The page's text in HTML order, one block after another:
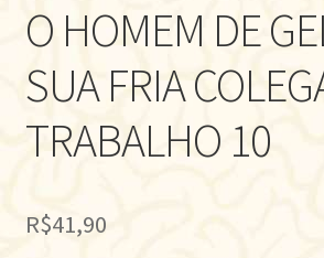
O HOMEM DE
SUA FRIA
TRABALHO 10
R$41,90